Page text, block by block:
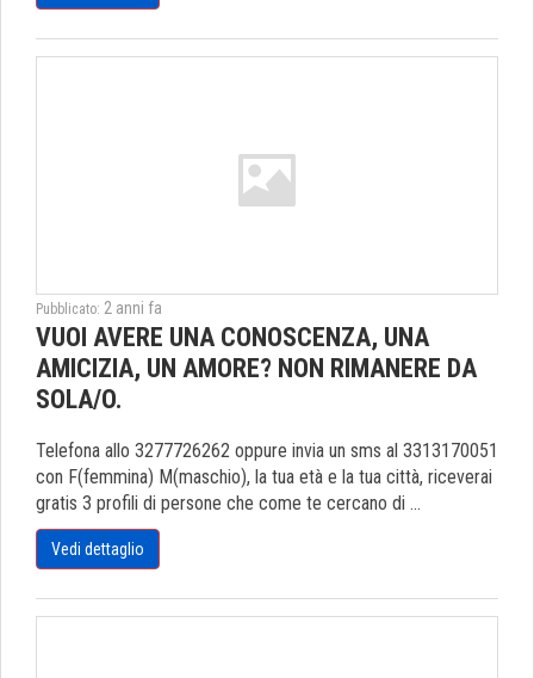
Pubblicato: 2 anni fa
VUOI AVERE UNA CONOSCENZA, UNA
AMICIZIA, UN AMORE? NON RIMANERE DA
SOLA/O.
Telefona allo 3277726262 oppure invia un sms al 3313170051
con F(femmina) M(maschio), la tua età e la tua città, riceverai
gratis 3 profili di persone che come te cercano di ...
Vedi dettaglio